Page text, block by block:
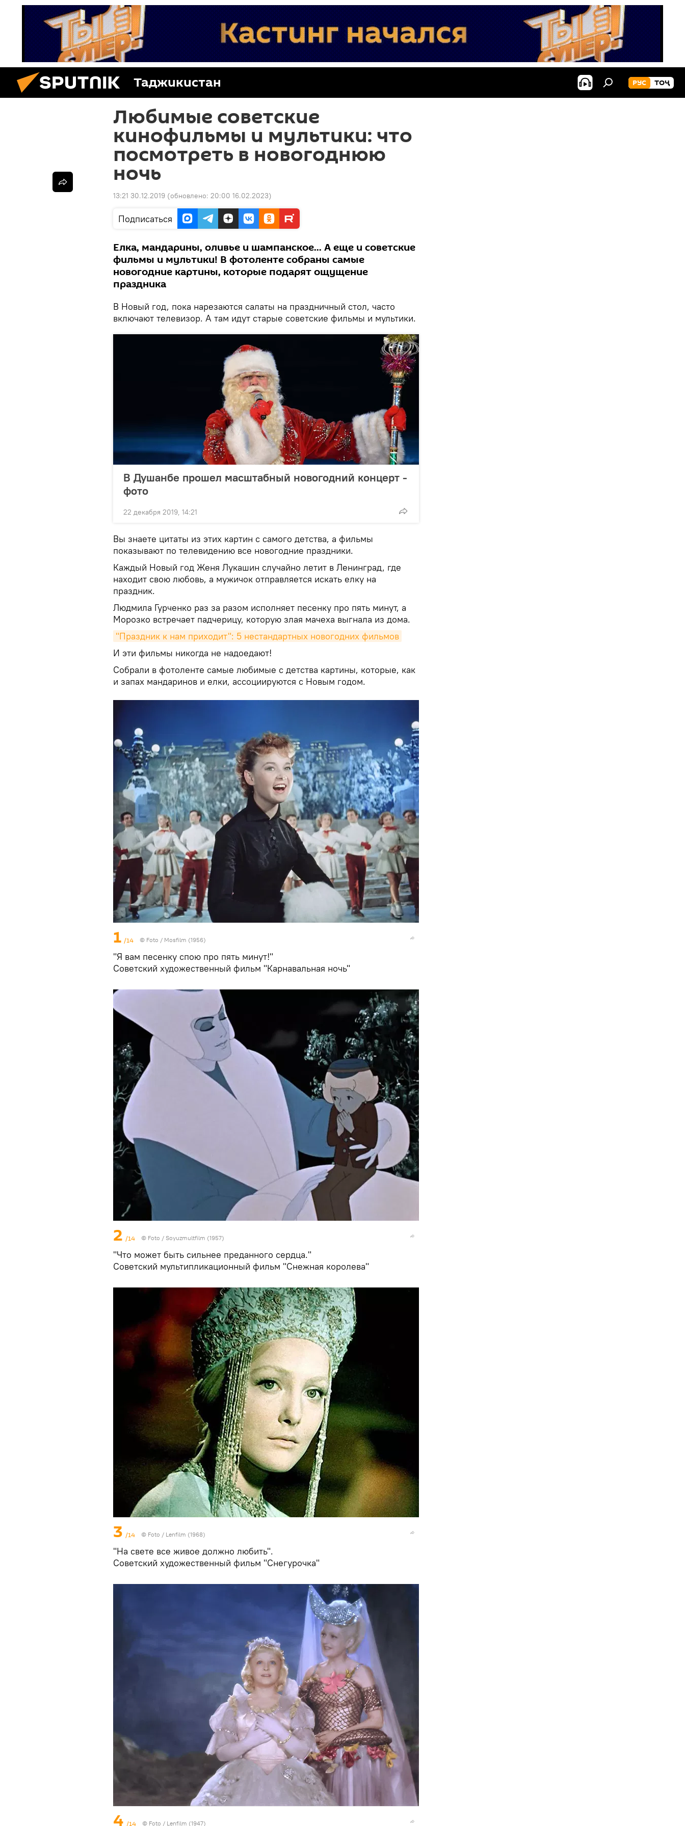
Таджикистан РУС ТОҶ
Любимые советские
кинофильмы и мультики: что
посмотреть в новогоднюю
ночь
13:21 30.12.2019 (обновлено: 20:00 16.02.2023)
Подписаться
Елка, мандарины, оливье и шампанское... А еще и советские
фильмы и мультики! В фотоленте собраны самые
новогодние картины, которые подарят ощущение
праздника
В Новый год, пока нарезаются салаты на праздничный стол, часто
включают телевизор. А там идут старые советские фильмы и мультики.
В Душанбе прошел масштабный новогодний концерт -
фото
22 декабря 2019, 14:21
Вы знаете цитаты из этих картин с самого детства, а фильмы
показывают по телевидению все новогодние праздники.
Каждый Новый год Женя Лукашин случайно летит в Ленинград, где
находит свою любовь, а мужичок отправляется искать елку на
праздник.
Людмила Гурченко раз за разом исполняет песенку про пять минут, а
Морозко встречает падчерицу, которую злая мачеха выгнала из дома.
"Праздник к нам приходит": 5 нестандартных новогодних фильмов
И эти фильмы никогда не надоедают!
Собрали в фотоленте самые любимые с детства картины, которые, как
и запах мандаринов и елки, ассоциируются с Новым годом.
1 /14 © Foto / Mosfilm (1956)
"Я вам песенку спою про пять минут!"
Советский художественный фильм "Карнавальная ночь"
2 /14 © Foto / Soyuzmultfilm (1957)
"Что может быть сильнее преданного сердца."
Советский мультипликационный фильм "Снежная королева"
3 /14 © Foto / Lenfilm (1968)
"На свете все живое должно любить".
Советский художественный фильм "Снегурочка"
4 /14 © Foto / Lenfilm (1947)